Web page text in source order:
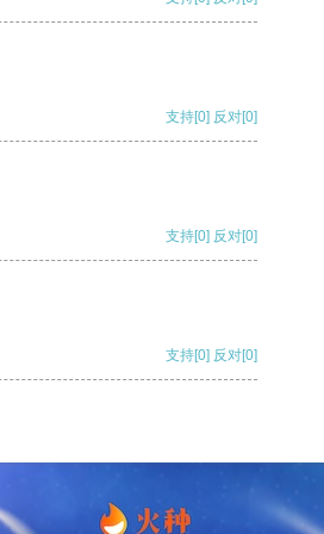
支持[0] 反对[0]
支持[0] 反对[0]
支持[0] 反对[0]